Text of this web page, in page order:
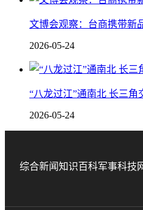
文博会观察：台商携带新
2026-05-24
“八龙过江”通南北 长三角
2026-05-24
综合新闻知识百科军事科技